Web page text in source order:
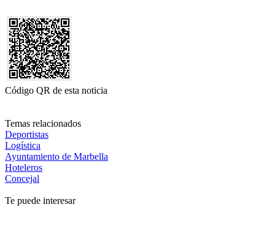
Código QR de esta noticia
Temas relacionados
Deportistas
Logística
Ayuntamiento de Marbella
Hoteleros
Concejal
Te puede interesar